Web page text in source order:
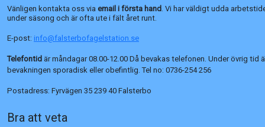
Vänligen kontakta oss via email i första hand. Vi har väldigt udda
under säsong och är ofta ute i fält året runt.
E-post: info@falsterbofagelstation.se
Telefontid är måndagar 08.00-12.00 Då bevakas telefonen. Under övrig tid
bevakningen sporadisk eller obefintlig. Tel no: 0736-254 256
Postadress: Fyrvägen 35 239 40 Falsterbo
Bra att veta